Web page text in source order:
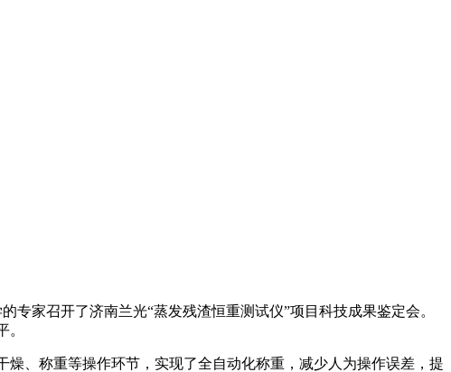
家召开了济南兰光“蒸发残渣恒重测试仪”项目科技成果鉴定会。
、称重等操作环节，实现了全自动化称重，减少人为操作误差，提